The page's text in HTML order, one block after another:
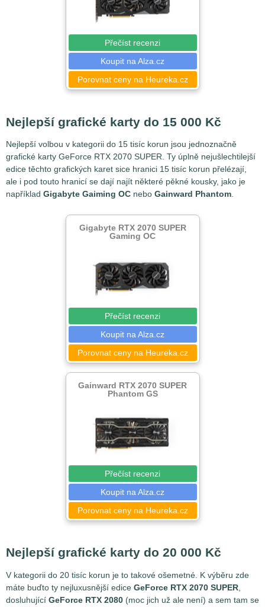
Přečíst recenzi
Koupit na Alza.cz
Porovnat ceny na Heureka.cz
Nejlepší grafické karty do 15 000 Kč
Nejlepší volbou v kategorii do 15 tisíc korun jsou jednoznačně
grafické karty GeForce RTX 2070 SUPER. Ty úplně nejušlechtilejší
edice těchto grafických karet sice hranici 15 tisíc korun přelézají,
ale i pod touto hranicí se dají najít některé pěkné kousky, jako je
například Gigabyte Gaiming OC nebo Gainward Phantom
Gigabyte RTX 2070 SUPER
Gaming OC
Přečíst recenzi
Koupit na Alza.cz
Porovnat ceny na Heureka.cz
Gainward RTX 2070 SUPER
Phantom GS
Přečíst recenzi
Koupit na Alza.cz
Porovnat ceny na Heureka.cz
Nejlepší grafické karty do 20 000 Kč
V kategorii do 20 tisíc korun je to takové ošemetné. K výběru zde
máte buďto ty nejluxusnější edice GeForce RTX 2070 SUPER
dosluhující GeForce RTX 2080 (moc jich už ale není) a sem tam se